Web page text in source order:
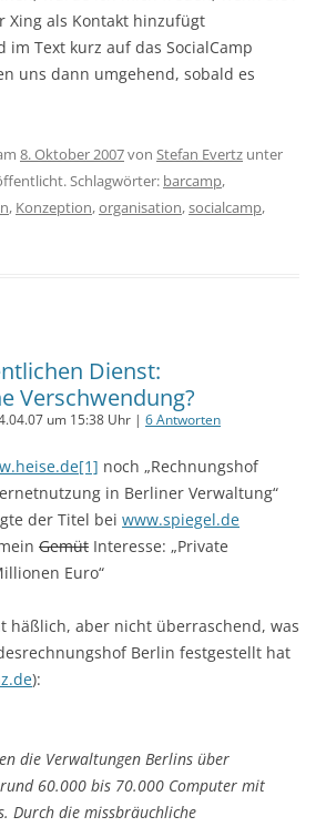
Xing als Kontakt hinzufügt
im Text kurz auf das SocialCamp
uns dann umgehend, sobald es
8. Oktober 2007von Stefan Evertz unter
Schlagwörter: barcamp,
, Konzeption,organisation,socialcamp,
Dienst:
Verschwendung?
um 15:38 Uhr | 6 Antworten
noch „Rechnungshof
in Berliner Verwaltung“
der Titel bei www.spiegel.de
Gemüt Interesse: „Private
Euro“
häßlich, aber nicht überraschend, was
Berlin festgestellt hat
):
die Verwaltungen Berlins über
60.000 bis 70.000 Computer mit
Durch die missbräuchliche